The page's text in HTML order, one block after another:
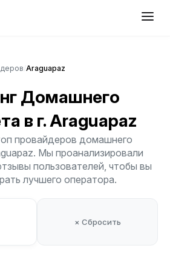
Araguapaz
Домашнего
в г. Araguapaz
провайдеров домашнего
Мы проанализировали
пользователей, чтобы вы
лучшего оператора.
× Сбросить